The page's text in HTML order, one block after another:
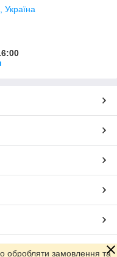
Україна
обробляти замовлення та